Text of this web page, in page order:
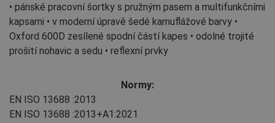
• pánské pracovní šortky s pružným pasem a multifunkčními
kapsami • v moderní úpravě šedé kamuflážové barvy •
Oxford 600D zesílené spodní částí kapes • odolné trojité
prošití nohavic a sedu • reflexní prvky
Normy:
EN ISO 13688 :2013
EN ISO 13688 :2013+A1:2021